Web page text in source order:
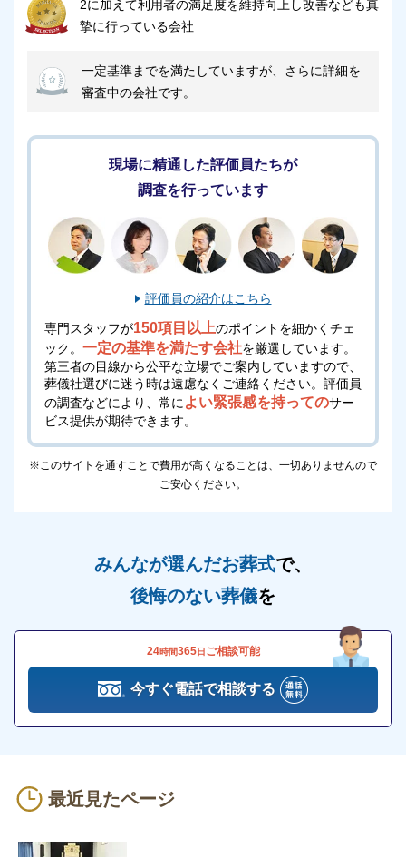
セレモニーホール悠陽は、1日1組完全貸切型の葬儀会
他家の目を気にすることなく過ごせて、落ち着いた雰
囲気で故人様を見送れます。
葬」と小規模葬儀に対応しており、ご家族やご親族の
みでお見送りをしたい方に最適です。
ので、家族だけでゆっくり過ごしたい方におすすめの
斎場です。
浴室完備の式場を利用したい方
セレモニーホール悠陽は、浴室を完備しています。
夏はシャワーで汗を流し、冬はお湯で温まっていただ
けます。
セレモニーホール悠陽は、1日1組完全貸切の斎場で
浴室も他の利用者の目を気にする必要もなく、安心し
てご利用いただけます。
セレモニーホール悠陽は、浴室完備の斎場をお探しの
方にもおすすめです。
セレモニーホール悠陽のご利用時の注意点
セレモニーホール悠陽ご利用時の注意点をご紹介いた
2に加えて利用者の満足度を維持向上し改善なども真
摯に行っている会社
一定基準までを満たしていますが、さらに詳細を
審査中の会社です。
現場に精通した評価員たちが
調査を行っています
評価員の紹介はこちら
専門スタッフが150項目以上のポイントを細かくチェ
ック。 一定の基準を満たす会社を厳選しています。
第三者の目線から公平な立場でご案内していますので、
葬儀社選びに迷う時は遠慮なくご連絡ください。 評価員
の調査などにより、常に よい緊張感を持ってのサー
ビス提供が期待できます。
※このサイトを通すことで費用が高くなることは、一切ありませんので
ご安心ください。
みんなが選んだお葬式で、
後悔のない葬儀を
24時間365日 ご相談可能
今すぐ電話で相談する
最近見たページ